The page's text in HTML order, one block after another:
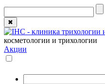
✖
косметологии и трихологии
Акции